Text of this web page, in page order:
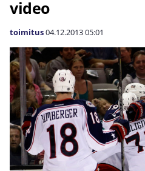
video
toimitus04.12.201305:01